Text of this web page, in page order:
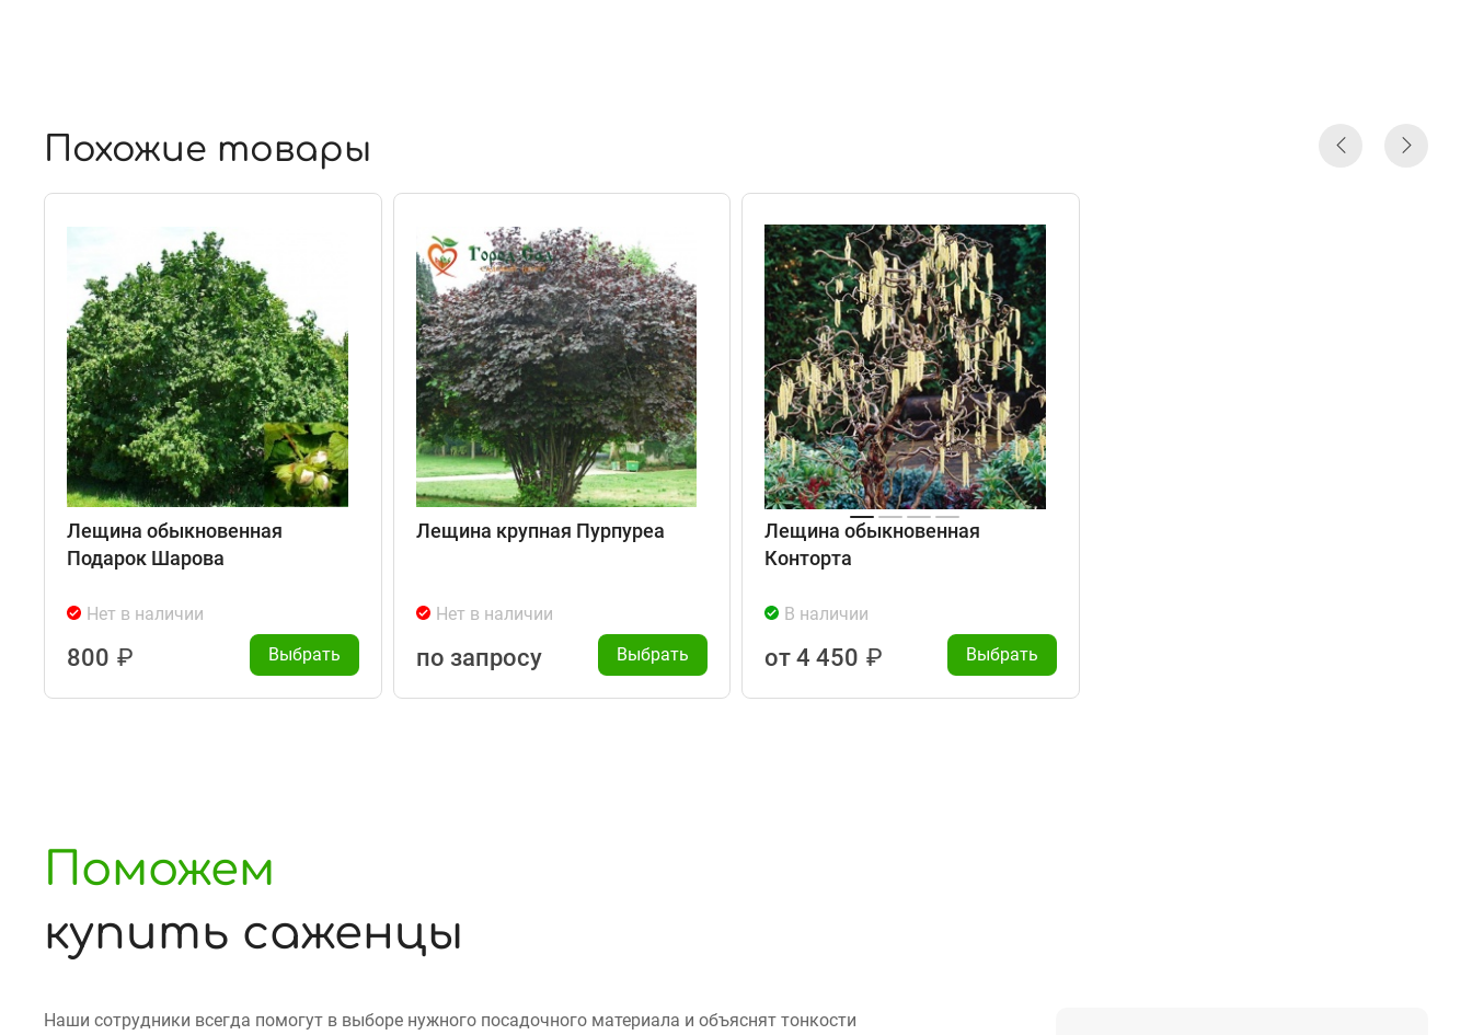
Похожие товары
Лещина обыкновенная
Подарок Шарова
Нет в наличии
800 ₽ Выбрать
Лещина крупная Пурпуреа
Нет в наличии
по запросу Выбрать
Лещина обыкновенная
Конторта
В наличии
от 4 450 ₽ Выбрать
Поможем
купить саженцы
Наши сотрудники всегда помогут в выборе нужного посадочного материала и объяснят тонкости